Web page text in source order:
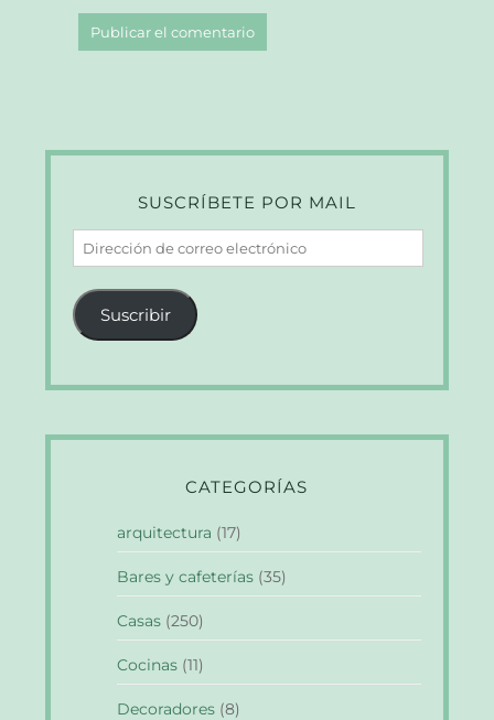
SUSCRÍBETE POR MAIL
Dirección
de
correo
electrónico
Suscribir
CATEGORÍAS
arquitectura (17)
Bares y cafeterías (35)
Casas (250)
Cocinas (11)
Decoradores (8)